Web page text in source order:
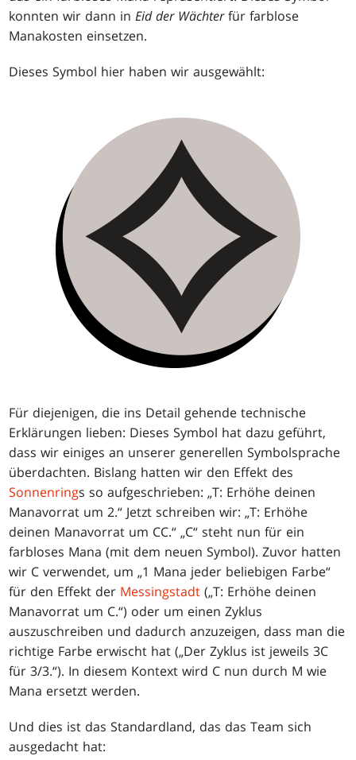
konnten wir dann inEid der Wächterfür farblose
Manakosten einsetzen.
Dieses Symbol hier haben wir ausgewählt:
Für diejenigen, die ins Detail gehende technische
Erklärungen lieben: Dieses Symbol hat dazu geführt,
dass wir einiges an unserer generellen Symbolsprache
überdachten. Bislang hatten wir den Effekt des
Sonnenrings so aufgeschrieben: „T: Erhöhe deinen
Manavorrat um 2.“ Jetzt schreiben wir: „T: Erhöhe
deinen Manavorrat um CC.“ „C“ steht nun für ein
farbloses Mana (mit dem neuen Symbol). Zuvor hatten
wir C verwendet, um „1 Mana jeder beliebigen Farbe“
für den Effekt der Messingstadt („T: Erhöhe deinen
Manavorrat um C.“) oder um einen Zyklus
auszuschreiben und dadurch anzuzeigen, dass man die
richtige Farbe erwischt hat („Der Zyklus ist jeweils 3C
für 3/3.“). In diesem Kontext wird C nun durch M wie
Mana ersetzt werden.
Und dies ist das Standardland, das das Team sich
ausgedacht hat: